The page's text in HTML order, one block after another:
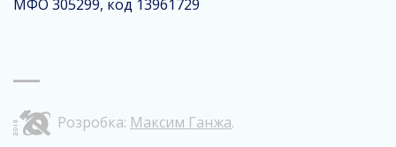
МФО 305299, код 13961729
Розробка: Максим Ганжа.